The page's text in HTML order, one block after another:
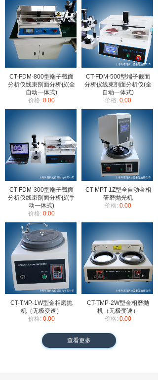
CT-FDM-800型端子截面
分析仪线束剖面分析仪(全
自动一体式)
价格: 0.00
CT-FDM-500型端子截面
分析仪线束剖面分析仪(全
自动一体式)
价格: 0.00
CT-FDM-300型端子截面
分析仪线束剖面分析仪(手
动一体式)
价格: 0.00
CT-MPT-1Z型全自动金相
研磨抛光机
价格: 0.00
CT-TMP-1W型金相磨抛
机（无极变速）
价格: 0.00
CT-TMP-2W型金相磨抛
机（无极变速）
价格: 0.00
查看更多